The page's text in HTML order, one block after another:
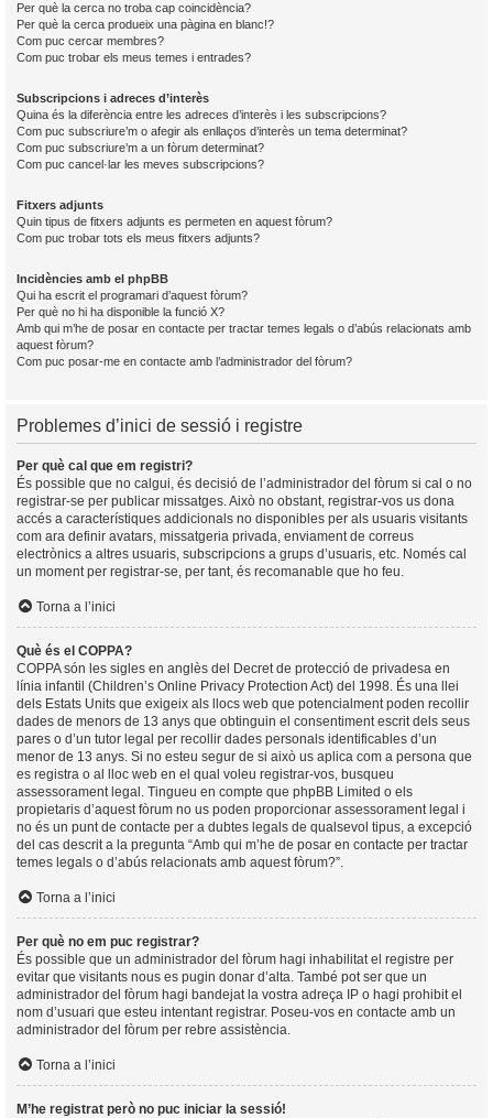
Per què la cerca no troba cap coincidència?
Per què la cerca produeix una pàgina en blanc!?
Com puc cercar membres?
Com puc trobar els meus temes i entrades?
Subscripcions i adreces d’interès
Quina és la diferència entre les adreces d’interès i les subscripcions?
Com puc subscriure’m o afegir als enllaços d’interès un tema determinat?
Com puc subscriure’m a un fòrum determinat?
Com puc cancel·lar les meves subscripcions?
Fitxers adjunts
Quin tipus de fitxers adjunts es permeten en aquest fòrum?
Com puc trobar tots els meus fitxers adjunts?
Incidències amb el phpBB
Qui ha escrit el programari d’aquest fòrum?
Per què no hi ha disponible la funció X?
Amb qui m’he de posar en contacte per tractar temes legals o d’abús relacionats amb
aquest fòrum?
Com puc posar-me en contacte amb l’administrador del fòrum?
Problemes d’inici de sessió i registre
Per què cal que em registri?
És possible que no calgui, és decisió de l’administrador del fòrum si cal o no
registrar-se per publicar missatges. Això no obstant, registrar-vos us dona
accés a característiques addicionals no disponibles per als usuaris visitants
com ara definir avatars, missatgeria privada, enviament de correus
electrònics a altres usuaris, subscripcions a grups d’usuaris, etc. Només cal
un moment per registrar-se, per tant, és recomanable que ho feu.
Torna a l’inici
Què és el COPPA?
COPPA són les sigles en anglès del Decret de protecció de privadesa en
línia infantil (Children’s Online Privacy Protection Act) del 1998. És una llei
dels Estats Units que exigeix als llocs web que potencialment poden recollir
dades de menors de 13 anys que obtinguin el consentiment escrit dels seus
pares o d’un tutor legal per recollir dades personals identificables d’un
menor de 13 anys. Si no esteu segur de si això us aplica com a persona que
es registra o al lloc web en el qual voleu registrar-vos, busqueu
assessorament legal. Tingueu en compte que phpBB Limited o els
propietaris d’aquest fòrum no us poden proporcionar assessorament legal i
no és un punt de contacte per a dubtes legals de qualsevol tipus, a excepció
del cas descrit a la pregunta “Amb qui m’he de posar en contacte per tractar
temes legals o d’abús relacionats amb aquest fòrum?”.
Torna a l’inici
Per què no em puc registrar?
És possible que un administrador del fòrum hagi inhabilitat el registre per
evitar que visitants nous es pugin donar d’alta. També pot ser que un
administrador del fòrum hagi bandejat la vostra adreça IP o hagi prohibit el
nom d’usuari que esteu intentant registrar. Poseu-vos en contacte amb un
administrador del fòrum per rebre assistència.
Torna a l’inici
M’he registrat però no puc iniciar la sessió!